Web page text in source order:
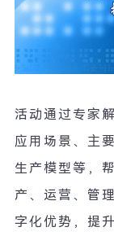
活动通过专家
应用场景、主
生产模型等，
产、运营、管
字化优势，提